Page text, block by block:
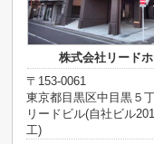
株式会社リード
〒153-0061
東京都目黒区中目黒５
リードビル(自社ビル
工)